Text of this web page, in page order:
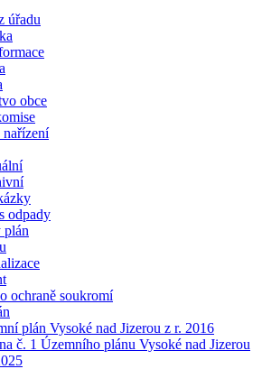
úřadu
obce
odpady
plán
ochraně soukromí
plán Vysoké nad Jizerou z r. 2016
č. 1 Územního plánu Vysoké nad Jizerou